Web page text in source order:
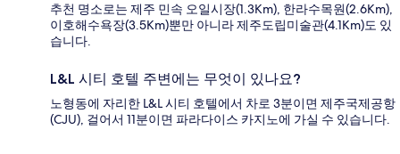
추천 명소로는 제주 민속 오일시장(1.3Km), 한라수목원(2.6Km),
이호해수욕장(3.5Km)뿐만 아니라 제주도립미술관(4.1Km)도 있
습니다.
L&L 시티 호텔 주변에는 무엇이 있나요?
노형동에 자리한 L&L 시티 호텔에서 차로 3분이면 제주국제공항
(CJU), 걸어서 11분이면 파라다이스 카지노에 가실 수 있습니다.